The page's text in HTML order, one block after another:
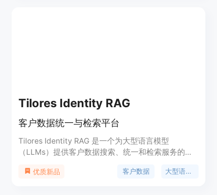
Tilores Identity RAG
客户数据统一与检索平台
Tilores Identity RAG 是一个为大型语言模型
（LLMs）提供客户数据搜索、统一和检索服务的平
确信息，提供准确、相关且统一的客户数据响应。该
优质新品 客户数据 大型语言模型